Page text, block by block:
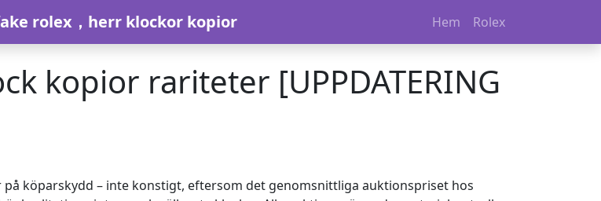
rolex，herr klockor kopior Hem Rolex
kopior rariteter [UPPDATERING
köparskydd – inte konstigt, eftersom det genomsnittliga auktionspriset hos